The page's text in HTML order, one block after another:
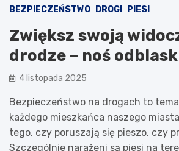
BEZPIECZEŃSTWO DROGI PIESI
Zwiększ swoją
drodze – noś
4 listopada 2025
Bezpieczeństwo na drogach to
każdego mieszkańca naszego
tego, czy poruszają się pieszo, czy
Szczególnie narażeni są piesi na